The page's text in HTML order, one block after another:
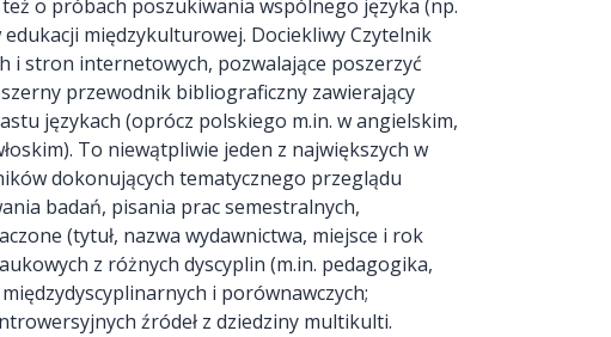
o próbach poszukiwania wspólnego języka (np.
międzykulturowej. Dociekliwy Czytelnik
i stron internetowych, pozwalające poszerzyć
przewodnik bibliograficzny zawierający
językach (oprócz polskiego m.in. w angielskim,
To niewątpliwie jeden z największych w
dokonujących tematycznego przeglądu
badań, pisania prac semestralnych,
(tytuł, nazwa wydawnictwa, miejsce i rok
z różnych dyscyplin (m.in. pedagogika,
i porównawczych;
źródeł z dziedziny multikulti.